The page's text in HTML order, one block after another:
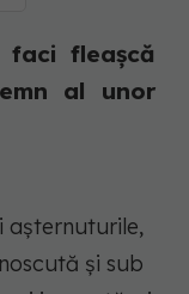
fleașcă
al unor
așternuturile,
și sub